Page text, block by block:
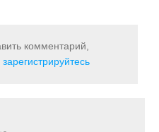
комментарий,
зарегистрируйтесь